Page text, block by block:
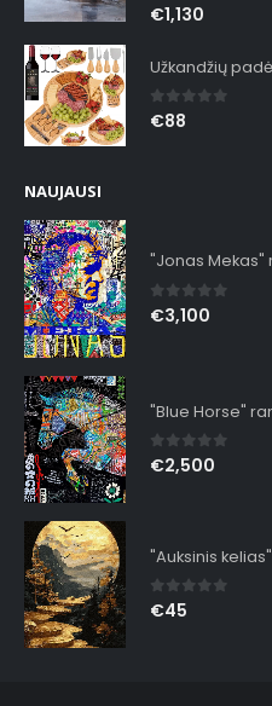
0out of 5
€1,130
Užkandžių
0out of 5
€88
NAUJAUSI
"Jonas Mekas"
0out of 5
€3,100
"Blue Horse"
0out of 5
€2,500
"Auksinis
0out of 5
€45